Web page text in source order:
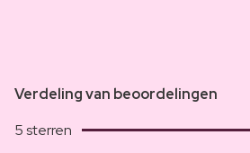
Verdeling van beoordelingen
5 sterren